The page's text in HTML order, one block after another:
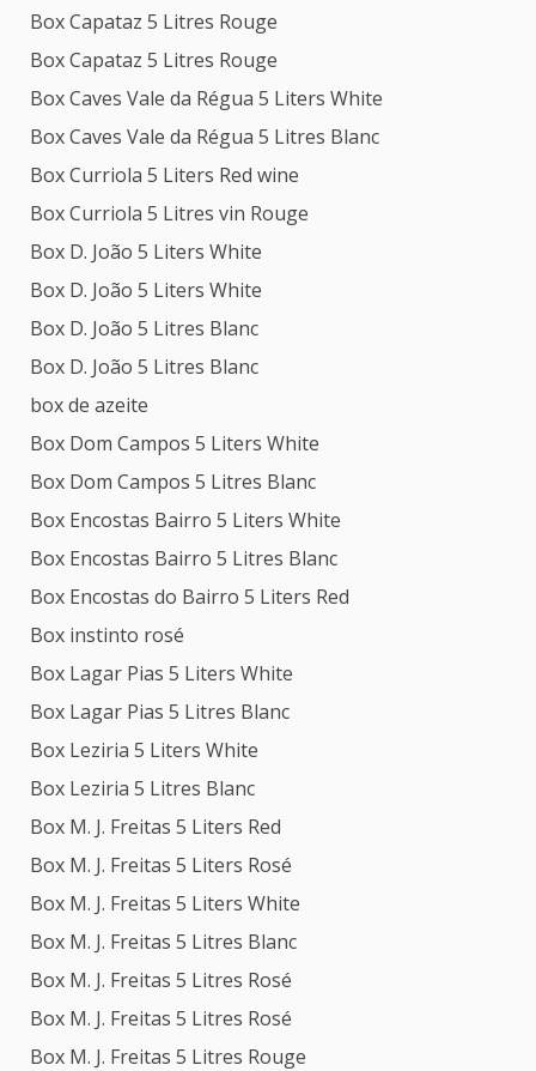
Box Capataz 5 Litres Rouge
Box Capataz 5 Litres Rouge
Box Caves Vale da Régua 5 Liters White
Box Caves Vale da Régua 5 Litres Blanc
Box Curriola 5 Liters Red wine
Box Curriola 5 Litres vin Rouge
Box D. João 5 Liters White
Box D. João 5 Liters White
Box D. João 5 Litres Blanc
Box D. João 5 Litres Blanc
box de azeite
Box Dom Campos 5 Liters White
Box Dom Campos 5 Litres Blanc
Box Encostas Bairro 5 Liters White
Box Encostas Bairro 5 Litres Blanc
Box Encostas do Bairro 5 Liters Red
Box instinto rosé
Box Lagar Pias 5 Liters White
Box Lagar Pias 5 Litres Blanc
Box Leziria 5 Liters White
Box Leziria 5 Litres Blanc
Box M. J. Freitas 5 Liters Red
Box M. J. Freitas 5 Liters Rosé
Box M. J. Freitas 5 Liters White
Box M. J. Freitas 5 Litres Blanc
Box M. J. Freitas 5 Litres Rosé
Box M. J. Freitas 5 Litres Rosé
Box M. J. Freitas 5 Litres Rouge